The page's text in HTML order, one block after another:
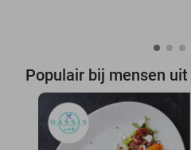
Populair bij mensen uit